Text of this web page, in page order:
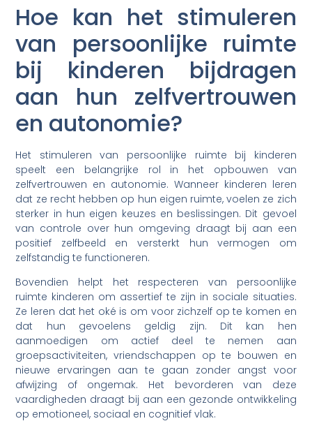
Hoe kan het stimuleren
van persoonlijke ruimte
bij kinderen bijdragen
aan hun zelfvertrouwen
en autonomie?
Het stimuleren van persoonlijke ruimte bij kinderen
speelt een belangrijke rol in het opbouwen van
zelfvertrouwen en autonomie. Wanneer kinderen leren
dat ze recht hebben op hun eigen ruimte, voelen ze zich
sterker in hun eigen keuzes en beslissingen. Dit gevoel
van controle over hun omgeving draagt bij aan een
positief zelfbeeld en versterkt hun vermogen om
zelfstandig te functioneren.
Bovendien helpt het respecteren van persoonlijke
ruimte kinderen om assertief te zijn in sociale situaties.
Ze leren dat het oké is om voor zichzelf op te komen en
dat hun gevoelens geldig zijn. Dit kan hen
aanmoedigen om actief deel te nemen aan
groepsactiviteiten, vriendschappen op te bouwen en
nieuwe ervaringen aan te gaan zonder angst voor
afwijzing of ongemak. Het bevorderen van deze
vaardigheden draagt bij aan een gezonde ontwikkeling
op emotioneel, sociaal en cognitief vlak.